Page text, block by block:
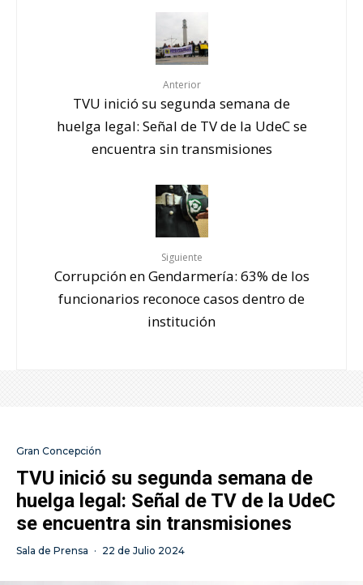
Anterior
TVU inició su segunda semana de
huelga legal: Señal de TV de la UdeC se
encuentra sin transmisiones
Siguiente
Corrupción en Gendarmería: 63% de los
funcionarios reconoce casos dentro de
institución
Gran Concepción
TVU inició su segunda semana de
huelga legal: Señal de TV de la UdeC
se encuentra sin transmisiones
Sala de Prensa · 22 de Julio 2024